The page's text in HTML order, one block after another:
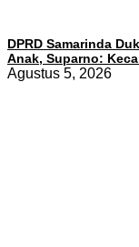
DPRD Samarinda
Anak, Suparno:
Agustus 5, 2026